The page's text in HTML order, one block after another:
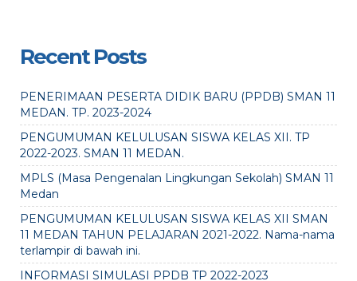
Recent Posts
PENERIMAAN PESERTA DIDIK BARU (PPDB) SMAN 11
MEDAN. TP. 2023-2024
PENGUMUMAN KELULUSAN SISWA KELAS XII. TP
2022-2023. SMAN 11 MEDAN.
MPLS (Masa Pengenalan Lingkungan Sekolah) SMAN 11
Medan
PENGUMUMAN KELULUSAN SISWA KELAS XII SMAN
11 MEDAN TAHUN PELAJARAN 2021-2022. Nama-nama
terlampir di bawah ini.
INFORMASI SIMULASI PPDB TP 2022-2023